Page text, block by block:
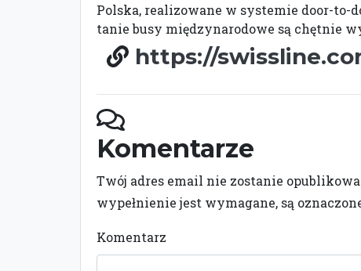
Polska, realizowane w systemie door-to-
tanie busy międzynarodowe są chętnie
https://
Komentarze
Twój adres email nie zostanie
wypełnienie jest wymagane, są
Komentarz